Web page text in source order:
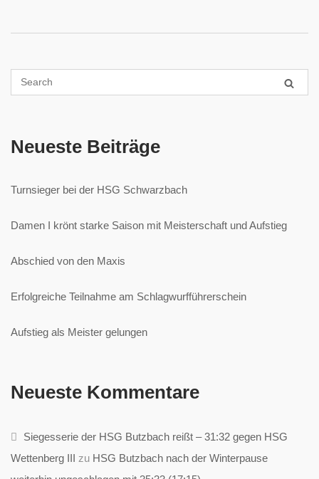
Neueste Beiträge
Turnsieger bei der HSG Schwarzbach
Damen I krönt starke Saison mit Meisterschaft und Aufstieg
Abschied von den Maxis
Erfolgreiche Teilnahme am Schlagwurfführerschein
Aufstieg als Meister gelungen
Neueste Kommentare
Siegesserie der HSG Butzbach reißt – 31:32 gegen HSG
Wettenberg III zu HSG Butzbach nach der Winterpause